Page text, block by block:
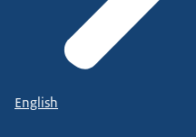
English